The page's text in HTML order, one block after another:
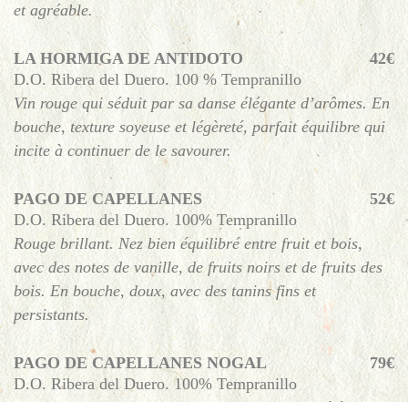
et agréable.
LA HORMIGA DE ANTIDOTO
42€
D.O. Ribera del Duero. 100 % Tempranillo
Vin rouge qui séduit par sa danse élégante d’arômes. En
bouche, texture soyeuse et légèreté, parfait équilibre qui
incite à continuer de le savourer.
PAGO DE CAPELLANES
52€
D.O. Ribera del Duero. 100% Tempranillo
Rouge brillant. Nez bien équilibré entre fruit et bois,
avec des notes de vanille, de fruits noirs et de fruits des
bois. En bouche, doux, avec des tanins fins et
persistants.
PAGO DE CAPELLANES NOGAL
79€
D.O. Ribera del Duero. 100% Tempranillo